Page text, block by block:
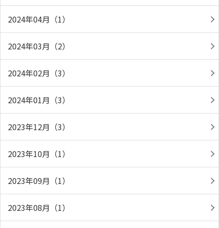
2024年04月（1）
2024年03月（2）
2024年02月（3）
2024年01月（3）
2023年12月（3）
2023年10月（1）
2023年09月（1）
2023年08月（1）